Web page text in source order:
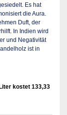
Es hat
die Aura.
Duft, der
In Indien wird
und Negativität
ist in
kostet 133,33